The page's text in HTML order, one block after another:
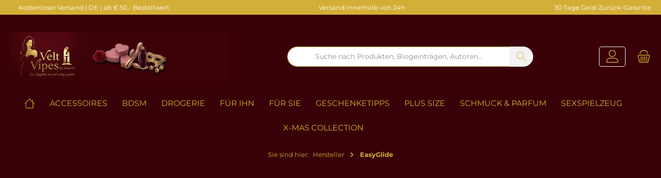
Zur Hauptnavigation springen
Kostenloser Versand ( DE ) ab € 50,- Bestellwert Versand innerhalb von 24h 30 Tage Geld-Zurück-Garantie
ACCESSOIRES BDSM DROGERIE FÜR IHN FÜR SIE GESCHENKETIPPS PLUS SIZE SCHMUCK & PARFUM SEXSPIELZEUG
X-MAS COLLECTION
Sie sind hier: Hersteller EasyGlide